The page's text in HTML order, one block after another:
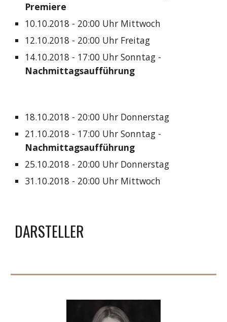
Premiere
10.10.2018 - 20:00 Uhr Mittwoch
12.10.2018 - 20:00 Uhr Freitag
14.10.2018 - 17:00 Uhr Sonntag -
Nachmittagsaufführung
18.10.2018 - 20:00 Uhr Donnerstag
21.10.2018 - 17:00 Uhr Sonntag -
Nachmittagsaufführung
25.10.2018 - 20:00 Uhr Donnerstag
31.10.2018 - 20:00 Uhr Mittwoch
DARSTELLER